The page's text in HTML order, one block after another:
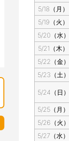
5/18（月）
5/19（火）
5/20（水）
5/21（木）
5/22（金）
5/23（土）
5/24（日）
5/25（月）
5/26（火）
5/27（水）